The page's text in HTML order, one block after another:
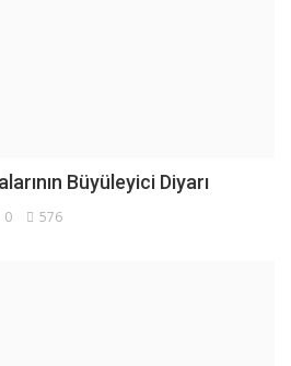
Büyüleyici Diyarı
0 576